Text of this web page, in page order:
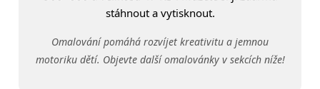
stáhnout a vytisknout.
Omalování pomáhá rozvíjet kreativitu a jemnou
motoriku dětí. Objevte další omalovánky v sekcích níže!